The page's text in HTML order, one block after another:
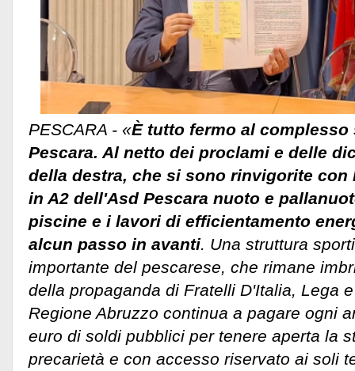
PESCARA - «È tutto fermo al
Pescara. Al netto dei proclami e delle
della destra, che si sono rinvigorite con
in A2 dell'Asd Pescara nuoto e
piscine e i lavori di efficientamento
alcun passo in avanti . Una struttura
importante del pescarese, che rimane
della propaganda di Fratelli D'Italia, Lega
Regione Abruzzo continua a pagare ogni
euro di soldi pubblici per tenere aperta la
precarietà e con accesso riservato ai soli